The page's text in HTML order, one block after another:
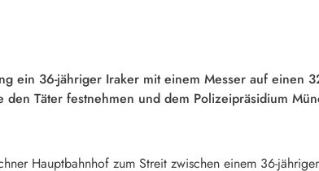
ein 36-jähriger Iraker mit einem Messer auf einen
Täter festnehmen und dem Polizeipräsidium
Hauptbahnhof zum Streit zwischen einem 36-